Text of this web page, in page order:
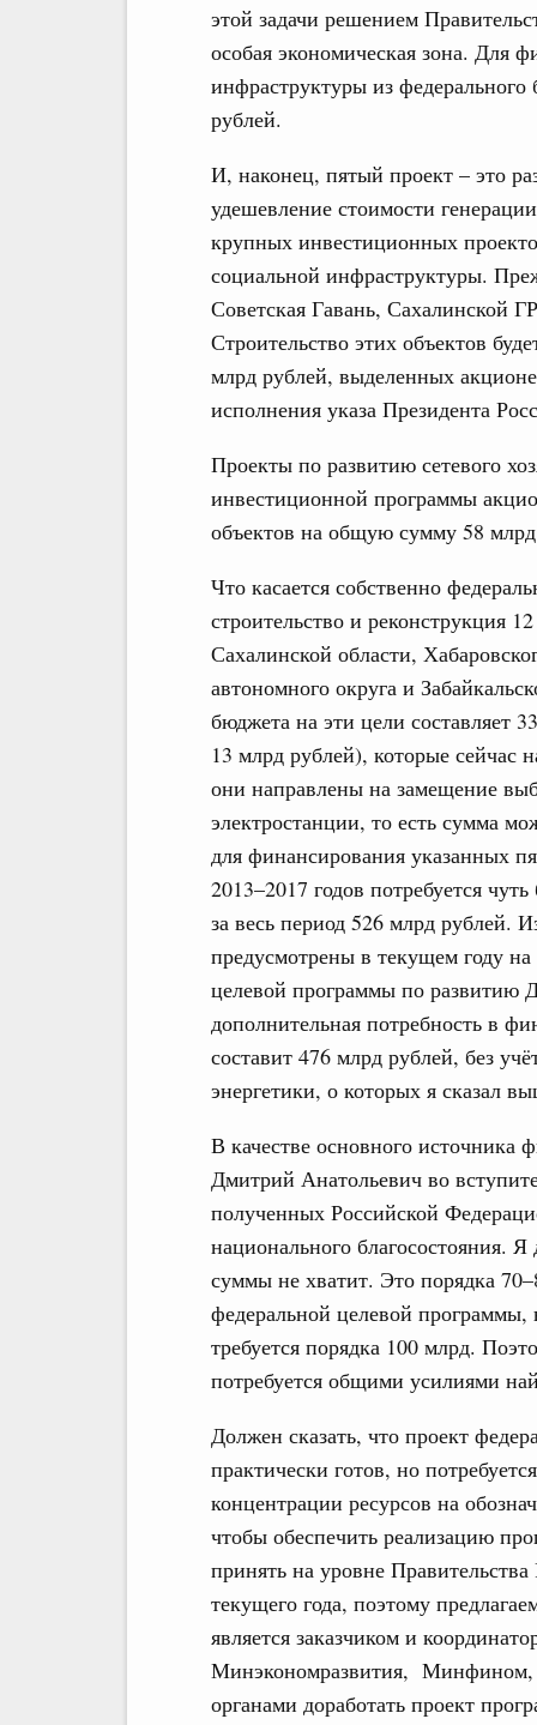
этой задачи решением
особая экономическая зона. Для
инфраструктуры из
рублей.
И, наконец, пятый проект – это
удешевление стоимости
крупных инвестиционных
социальной инфраструктуры.
Советская Гавань, Сахалинской
Строительство этих объектов
млрд рублей, выделенных
исполнения указа Президента
Проекты по развитию сетевого
инвестиционной программы
объектов на общую сумму 58
Что касается собственно
строительство и реконструкция
Сахалинской области,
автономного округа и
бюджета на эти цели составляет
13 млрд рублей), которые сейчас
они направлены на замещение
электростанции, то есть сумма
для финансирования указанных
2013–2017 годов потребуется
за весь период 526 млрд рублей.
предусмотрены в текущем году
целевой программы по развитию
дополнительная потребность в
составит 476 млрд рублей, без
энергетики, о которых я сказал
В качестве основного источника
Дмитрий Анатольевич во
полученных Российской
национального благосостояния.
суммы не хватит. Это порядка
федеральной целевой программы,
требуется порядка 100 млрд.
потребуется общими усилиями
Должен сказать, что проект
практически готов, но
концентрации ресурсов на
чтобы обеспечить реализацию
принять на уровне
текущего года, поэтому
является заказчиком и
Минэкономразвития, Минфином,
органами доработать проект